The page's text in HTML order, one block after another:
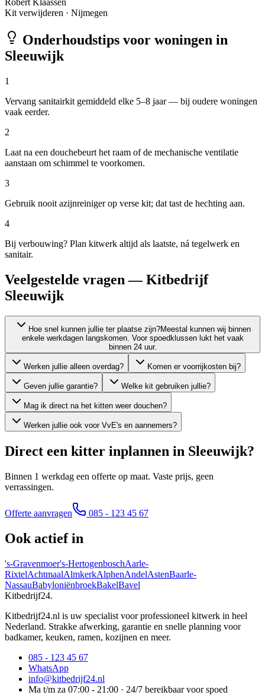
Robert Klaassen
Kit verwijderen · Nijmegen
Onderhoudstips voor woningen in
Sleeuwijk
1
Vervang sanitairkit gemiddeld elke 5–8 jaar — bij oudere woningen
vaak eerder.
2
Laat na een douchebeurt het raam of de mechanische ventilatie
aanstaan om schimmel te voorkomen.
3
Gebruik nooit azijnreiniger op verse kit; dat tast de hechting aan.
4
Bij verbouwing? Plan kitwerk altijd als laatste, ná tegelwerk en
sanitair.
Veelgestelde vragen — Kitbedrijf
Sleeuwijk
Hoe snel kunnen jullie ter plaatse zijn?Meestal kunnen wij binnen
enkele werkdagen langskomen. Voor spoedklussen lukt het vaak
binnen 24 uur.
Werken jullie alleen overdag? Komen er voorrijkosten bij?
Geven jullie garantie? Welke kit gebruiken jullie?
Mag ik direct na het kitten weer douchen?
Werken jullie ook voor VvE's en aannemers?
Direct een kitter inplannen in Sleeuwijk?
Binnen 1 werkdag een offerte op maat. Vaste prijs, geen
verrassingen.
Offerte aanvragen 085 - 123 45 67
Ook actief in
's-Gravenmoer's-HertogenboschAarle-
RixtelAchtmaalAlmkerkAlphenAndelAstenBaarle-
NassauBabyloniënbroekBakelBavel
Kitbedrijf24.
Kitbedrijf24.nl is uw specialist voor professioneel kitwerk in heel
Nederland. Strakke afwerking, garantie en snelle planning voor
badkamer, keuken, ramen, kozijnen en meer.
085 - 123 45 67
WhatsApp
info@kitbedrijf24.nl
Ma t/m za 07:00 - 21:00 · 24/7 bereikbaar voor spoed